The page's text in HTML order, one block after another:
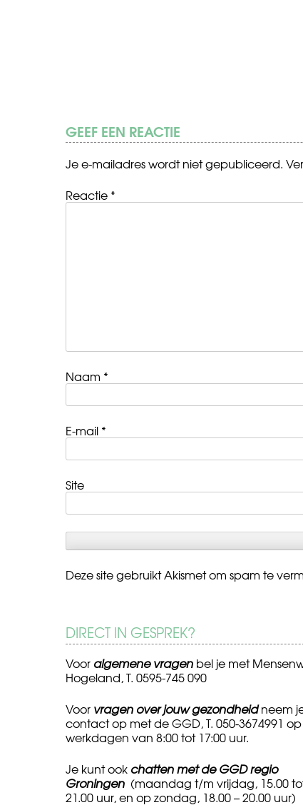
GEEF EEN REACTIE
Je e-mailadres wordt niet gepubliceerd.
Reactie *
Naam *
E-mail *
Site
Deze site gebruikt Akismet om spam te
DIRECT IN GESPREK?
Voor algemene vragen bel je met
Hogeland, T. 0595-745 090
Voor vragen over jouw gezondheidneem
contact op met de GGD, T. 050-3674991 op
werkdagen van 8:00 tot 17:00 uur.
Je kunt ook chatten met de GGD regio
Groningen (maandag t/m vrijdag, 15.00
21.00 uur, en op zondag, 18.00 – 20.00 uur)